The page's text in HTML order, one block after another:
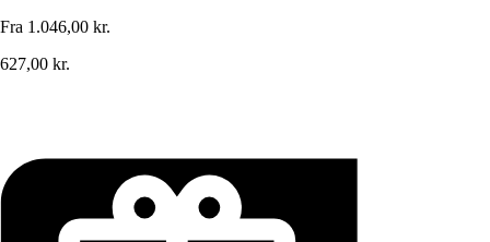
Fra 1.046,00 kr.
627,00 kr.